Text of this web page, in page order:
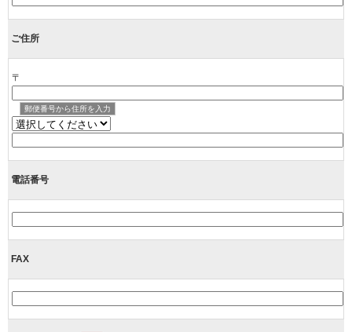
ご住所
〒
郵便番号から住所を入力
電話番号
FAX